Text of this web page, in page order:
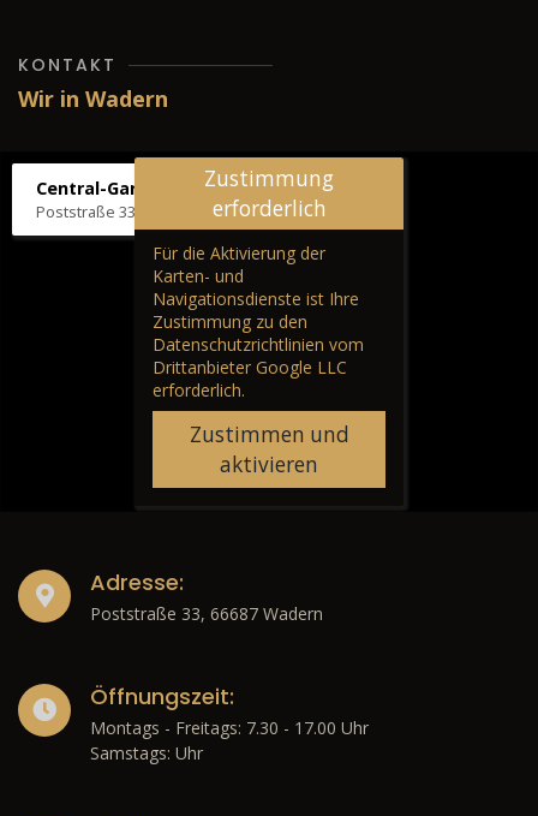
KONTAKT
Wir in Wadern
Central-Garage H. Wilhelm
Poststraße 33, 66687 Wadern
Zustimmung
erforderlich
Für die Aktivierung der
Karten- und
Navigationsdienste ist Ihre
Zustimmung zu den
Datenschutzrichtlinien vom
Drittanbieter Google LLC
erforderlich.
Zustimmen und
aktivieren
Adresse:
Poststraße 33, 66687 Wadern
Öffnungszeit:
Montags - Freitags: 7.30 - 17.00 Uhr
Samstags: Uhr